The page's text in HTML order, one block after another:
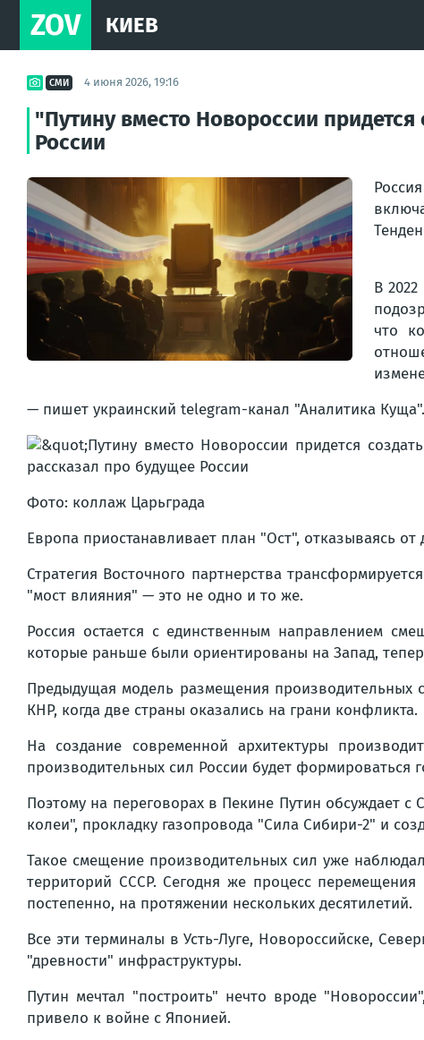
ZOV КИЕВ
СМИ 4 июня 2026, 19:16
"Путину вместо Новороссии
России
В
что
— пишет украинский telegram-канал "Аналитика Куща".
Фото: коллаж Царьграда
Европа приостанавливает план "Ост", отказываясь
Стратегия Восточного партнерства
"мост влияния" — это не одно и то же.
Россия остается с единственным направлением
которые раньше были ориентированы на Запад,
Предыдущая модель размещения производительных
КНР, когда две страны оказались на грани конфликта.
На создание современной архитектуры
производительных сил России будет формироваться
Поэтому на переговорах в Пекине Путин обсуждает
колеи", прокладку газопровода "Сила Сибири-2" и
Такое смещение производительных сил уже
территорий СССР. Сегодня же процесс
постепенно, на протяжении нескольких десятилетий.
Все эти терминалы в Усть-Луге, Новороссийске,
"древности" инфраструктуры.
Путин мечтал "построить" нечто вроде
привело к войне с Японией.